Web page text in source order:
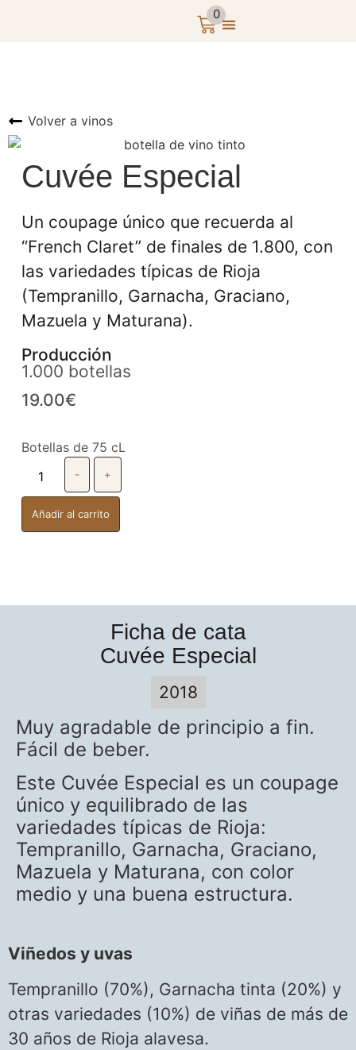
0
Cuvée Especial
Un coupage único que recuerda al
“French Claret” de finales de 1.800, con
las variedades típicas de Rioja
(Tempranillo, Garnacha, Graciano,
Mazuela y Maturana).
Producción
1.000 botellas
19.00€
Botellas de 75 cL
- +
Añadir al carrito
Volver a vinos
Ficha de cata
Cuvée Especial
2018
Muy agradable de principio a fin.
Fácil de beber.
Este Cuvée Especial es un coupage
único y equilibrado de las
variedades típicas de Rioja:
Tempranillo, Garnacha, Graciano,
Mazuela y Maturana, con color
medio y una buena estructura.
Viñedos y uvas
Tempranillo (70%), Garnacha tinta (20%) y
otras variedades (10%) de viñas de más de
30 años de Rioja alavesa.